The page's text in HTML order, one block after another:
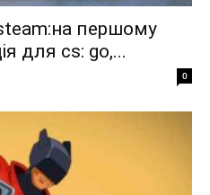
першому
для cs: go,...
0